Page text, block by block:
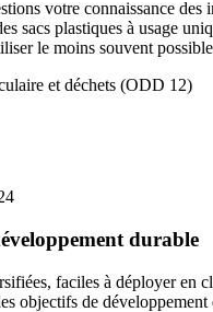
votre connaissance des
sacs plastiques à usage
le moins souvent
et déchets (ODD 12)
durable
faciles à déployer en
objectifs de